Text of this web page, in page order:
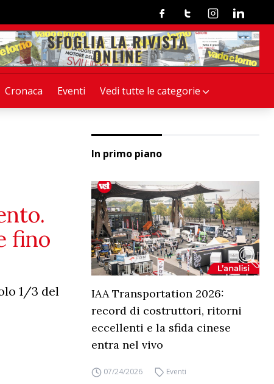
Cronaca Eventi Vedi tutte le categorie
FacebookTwitterInstagramLinkedin
fino
1/3 del
In primo piano
IAA Transportation 2026:
record di costruttori, ritorni
eccellenti e la sfida cinese
entra nel vivo
07/24/2026 Eventi